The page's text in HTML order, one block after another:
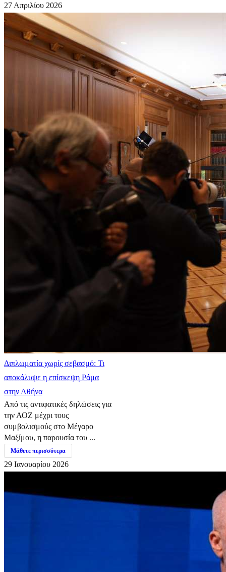
27 Απριλίου 2026
Διπλωματία χωρίς σεβασμό: Τι
αποκάλυψε η επίσκεψη Ράμα
στην Αθήνα
Από τις αντιφατικές δηλώσεις για
την ΑΟΖ μέχρι τους
συμβολισμούς στο Μέγαρο
Μαξίμου, η παρουσία του ...
Μάθετε περισσότερα
29 Ιανουαρίου 2026